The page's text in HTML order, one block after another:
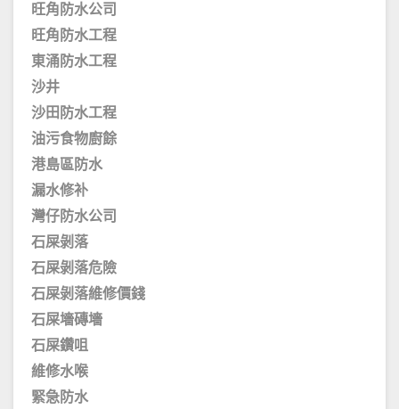
旺角防水公司
旺角防水工程
東涌防水工程
沙井
沙田防水工程
油污食物廚餘
港島區防水
漏水修补
灣仔防水公司
石屎剝落
石屎剝落危險
石屎剝落維修價錢
石屎墻磚墻
石屎鑽咀
維修水喉
緊急防水